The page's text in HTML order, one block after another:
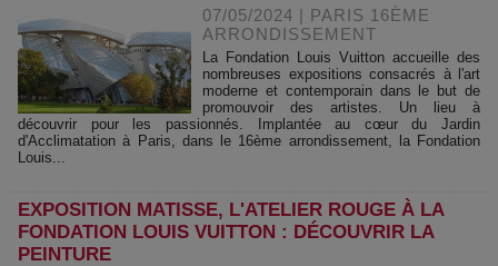
07/05/2024 | PARIS 16ÈME
ARRONDISSEMENT
La Fondation Louis Vuitton accueille des
nombreuses expositions consacrés à l'art
moderne et contemporain dans le but de
promouvoir des artistes. Un lieu à
découvrir pour les passionnés. Implantée au cœur du Jardin
d'Acclimatation à Paris, dans le 16ème arrondissement, la Fondation
Louis...
EXPOSITION MATISSE, L'ATELIER ROUGE À LA
FONDATION LOUIS VUITTON : DÉCOUVRIR LA
PEINTURE